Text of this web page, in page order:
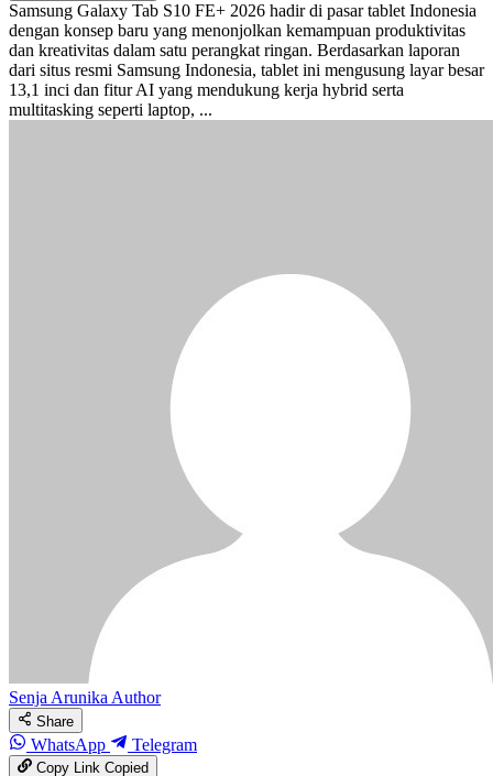
Samsung Galaxy Tab S10 FE+ 2026 hadir di pasar tablet Indonesia
dengan konsep baru yang menonjolkan kemampuan produktivitas
dan kreativitas dalam satu perangkat ringan. Berdasarkan laporan
dari situs resmi Samsung Indonesia, tablet ini mengusung layar besar
13,1 inci dan fitur AI yang mendukung kerja hybrid serta
multitasking seperti laptop, ...
Senja ArunikaAuthor
Share
WhatsApp Telegram
Copy LinkCopied